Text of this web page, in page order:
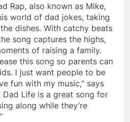
Rap, also known as Mike,
world of dad jokes, taking
dishes. With catchy beats
song captures the highs,
of raising a family.
this song so parents can
I just want people to be
fun with my music,” says
Dad Life is a great song for
along while they’re